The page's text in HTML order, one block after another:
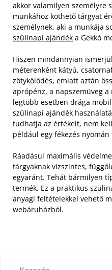
akkor valamilyen személyre
munkához köthető tárgyat
személynek, aki a munkája
szülinapi ajándék a Gekkó
Hiszen mindannyian
méterenként kátyú,
zötykölődés, emiatt aztán
aprópénz, a napszemüveg
legtöbb esetben drága
szülinapi ajándék
tudhatja az értékeit, nem
például egy fékezés
Ráadásul maximális
tárgyaknak vízszintes,
egyaránt. Tehát bármilyen
termék. Ez a praktikus
anyagi feltételekkel vehető
webáruházból.